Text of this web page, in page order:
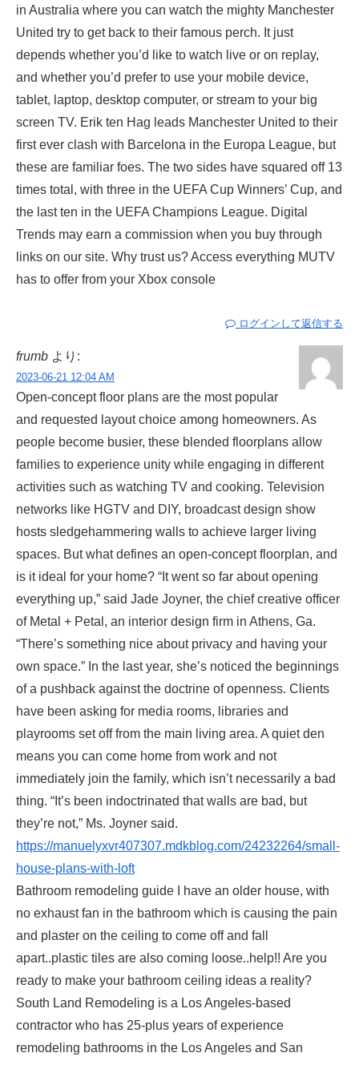
in Australia where you can watch the mighty Manchester
United try to get back to their famous perch. It just
depends whether you’d like to watch live or on replay,
and whether you’d prefer to use your mobile device,
tablet, laptop, desktop computer, or stream to your big
screen TV. Erik ten Hag leads Manchester United to their
first ever clash with Barcelona in the Europa League, but
these are familiar foes. The two sides have squared off 13
times total, with three in the UEFA Cup Winners’ Cup, and
the last ten in the UEFA Champions League. Digital
Trends may earn a commission when you buy through
links on our site. Why trust us? Access everything MUTV
has to offer from your Xbox console
ログインして返信する
frumb より:
2023-06-21 12:04 AM
Open-concept floor plans are the most popular
and requested layout choice among homeowners. As
people become busier, these blended floorplans allow
families to experience unity while engaging in different
activities such as watching TV and cooking. Television
networks like HGTV and DIY, broadcast design show
hosts sledgehammering walls to achieve larger living
spaces. But what defines an open-concept floorplan, and
is it ideal for your home? “It went so far about opening
everything up,” said Jade Joyner, the chief creative officer
of Metal + Petal, an interior design firm in Athens, Ga.
“There’s something nice about privacy and having your
own space.” In the last year, she’s noticed the beginnings
of a pushback against the doctrine of openness. Clients
have been asking for media rooms, libraries and
playrooms set off from the main living area. A quiet den
means you can come home from work and not
immediately join the family, which isn’t necessarily a bad
thing. “It’s been indoctrinated that walls are bad, but
they’re not,” Ms. Joyner said.
https://manuelyxvr407307.mdkblog.com/24232264/small-
house-plans-with-loft
Bathroom remodeling guide I have an older house, with
no exhaust fan in the bathroom which is causing the pain
and plaster on the ceiling to come off and fall
apart..plastic tiles are also coming loose..help!! Are you
ready to make your bathroom ceiling ideas a reality?
South Land Remodeling is a Los Angeles-based
contractor who has 25-plus years of experience
remodeling bathrooms in the Los Angeles and San